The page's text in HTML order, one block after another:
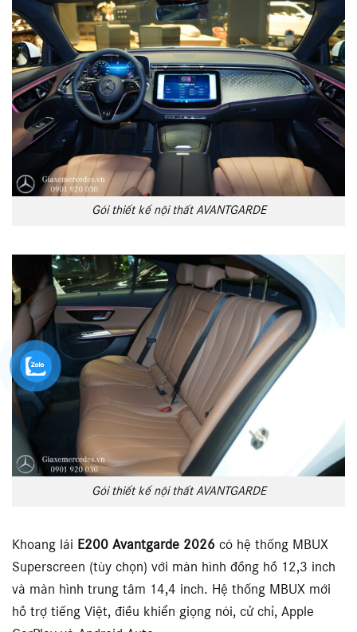
Gói thiết kế nội thất AVANTGARDE
Gói thiết kế nội thất AVANTGARDE
Khoang lái E200 Avantgarde 2026 có hệ thống MBUX
Superscreen (tùy chọn) với màn hình đồng hồ 12,3 inch
và màn hình trung tâm 14,4 inch. Hệ thống MBUX mới
hỗ trợ tiếng Việt, điều khiển giọng nói, cử chỉ, Apple